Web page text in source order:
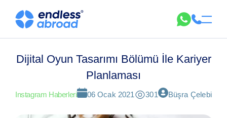
Dijital Oyun Tasarımı Bölümü İle Kariyer
Planlaması
Instagram Haberleri 06 Ocak 2021 301 Büşra Çelebi